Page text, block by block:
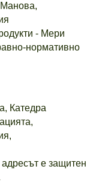
- Мери
нормативно
Катедра
e защитен